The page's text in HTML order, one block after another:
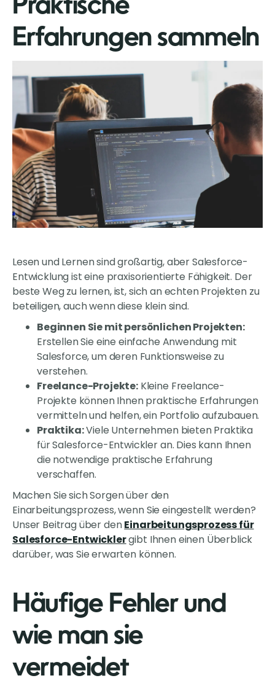
Praktische
Erfahrungen sammeln
Lesen und Lernen sind großartig, aber Salesforce-
Entwicklung ist eine praxisorientierte Fähigkeit. Der
beste Weg zu lernen, ist, sich an echten Projekten zu
beteiligen, auch wenn diese klein sind.
Beginnen Sie mit persönlichen Projekten:
Erstellen Sie eine einfache Anwendung mit
Salesforce, um deren Funktionsweise zu
verstehen.
Freelance-Projekte:Kleine Freelance-
Projekte können Ihnen praktische Erfahrungen
vermitteln und helfen, ein Portfolio aufzubauen.
Praktika:Viele Unternehmen bieten Praktika
für Salesforce-Entwickler an. Dies kann Ihnen
die notwendige praktische Erfahrung
verschaffen.
Machen Sie sich Sorgen über den
Einarbeitungsprozess, wenn Sie eingestellt werden?
Unser Beitrag über denEinarbeitungsprozess für
Salesforce-Entwicklergibt Ihnen einen Überblick
darüber, was Sie erwarten können.
Häufige Fehler und
wie man sie
vermeidet